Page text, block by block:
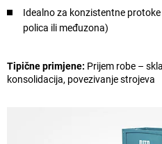
Idealno za konzistentne
polica ili međuzona)
Tipične primjene: Prijem robe –
konsolidacija, povezivanje strojeva